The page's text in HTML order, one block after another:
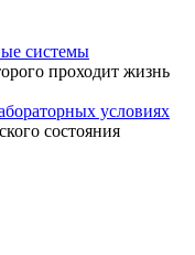
системы
проходит жизнь
условиях
состояния